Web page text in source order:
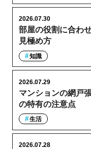
部屋の役割に合わ
見極め方
2026.07.30
知識
マンションの網戸
の特有の注意点
2026.07.29
生活
2026.07.28